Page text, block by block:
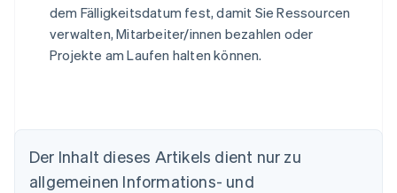
dem Fälligkeitsdatum fest, damit Sie Ressourcen
verwalten, Mitarbeiter/innen bezahlen oder
Projekte am Laufen halten können.
Der Inhalt dieses Artikels dient nur zu
allgemeinen Informations- und
Australien
English